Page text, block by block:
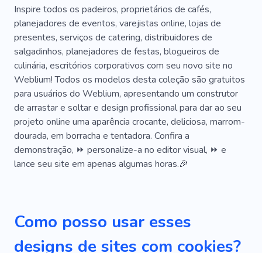
Chá
Menu Cheiro
Cafeteria
Queijo
Mantimentos
Sorvete
Festa Do Chá
Cardápio Vegetariano
Amarelo
Comida Rápida
Bebidas Quentes
Combinações De Sabores
Amantes Do Chá
Comida Rápida
Farinha
Confeitaria
Pães Bolo
Arte
Enchimento
Mel
Bolo De Queijo
Coberturas
Inspire todos os padeiros, proprietários de cafés,
planejadores de eventos, varejistas online, lojas de
presentes, serviços de catering, distribuidores de
salgadinhos, planejadores de festas, blogueiros de
culinária, escritórios corporativos com seu novo site no
Weblium! Todos os modelos desta coleção são gratuitos
para usuários do Weblium, apresentando um construtor
de arrastar e soltar e design profissional para dar ao seu
projeto online uma aparência crocante, deliciosa, marrom-
dourada, em borracha e tentadora. Confira a
demonstração, ⏩ personalize-a no editor visual, ⏩ e
lance seu site em apenas algumas horas.🎉
Como posso usar esses
designs de sites com cookies?